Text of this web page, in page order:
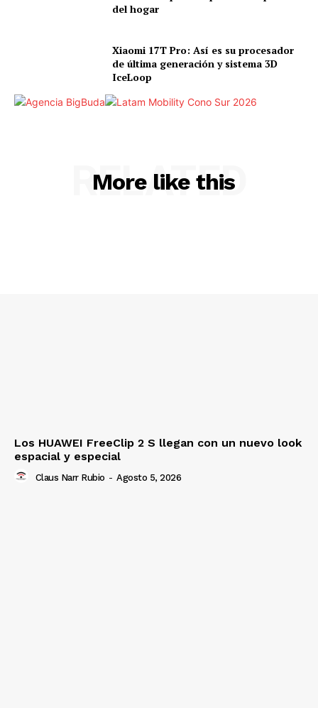
del hogar
Xiaomi 17T Pro: Así es su procesador
de última generación y sistema 3D
IceLoop
More like this
RELATED
Los HUAWEI FreeClip 2 S llegan con un nuevo look
espacial y especial
Claus Narr Rubio - Agosto 5, 2026